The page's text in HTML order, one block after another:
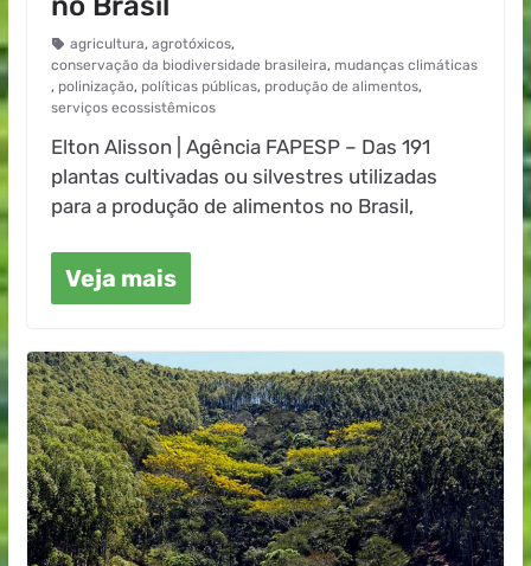
agricultura, agrotóxicos,
conservação da biodiversidade brasileira, mudanças climáticas
, polinização, políticas públicas, produção de alimentos,
serviços ecossistêmicos
Elton Alisson | Agência FAPESP – Das 191
plantas cultivadas ou silvestres utilizadas
para a produção de alimentos no Brasil,
Veja mais